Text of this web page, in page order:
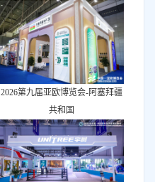
2026第九届亚欧博览会-阿塞拜疆
共和国